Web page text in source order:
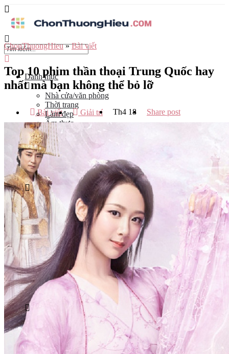
Danh mục
Nhà cửa/văn phòng
Thời trang
Làm đẹp
Ẩm thực
Công nghệ
Đào tạo
Mẹ và bé
Du lịch
Tỉnh
Hà Nội
Tp Hồ Chí Minh
Đà Nẵng
Hải Phòng
Vũng Tàu
Nha Trang
Đà Lạt
Cần Thơ
Quy Nhơn
Thừa Thiên Huế
Khác…
Blog
Sách / Truyện
Lifestyle
Giải trí
Thương hiệu
ChonThuongHieu»Bài viết
Top 10 phim thần thoại Trung Quốc hay
nhất mà bạn không thể bỏ lỡ
Bài viết Giải trí Th4 18 Share post